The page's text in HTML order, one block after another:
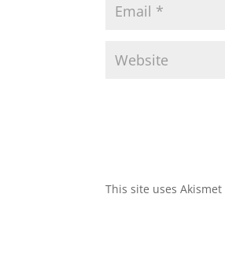
This site uses